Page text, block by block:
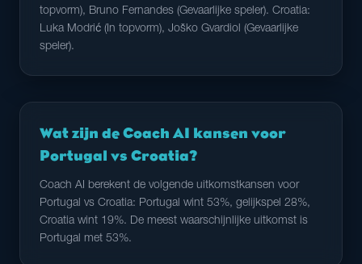
topvorm), Bruno Fernandes (Gevaarlijke speler). Croatia:
Luka Modrić (In topvorm), Joško Gvardiol (Gevaarlijke
speler).
Wat zijn de Coach AI kansen voor
Portugal vs Croatia?
Coach AI berekent de volgende uitkomstkansen voor
Portugal vs Croatia: Portugal wint 53%, gelijkspel 28%,
Croatia wint 19%. De meest waarschijnlijke uitkomst is
Portugal met 53%.